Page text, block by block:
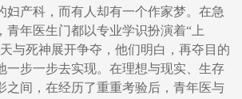
妇产科，而有人却有一个作家梦。在急
青年医生门都以专业学识扮演着“上
与死神展开争夺，他们明白，再夺目的
一步一步去实现。在理想与现实、生存
之间，在经历了重重考验后，青年医与